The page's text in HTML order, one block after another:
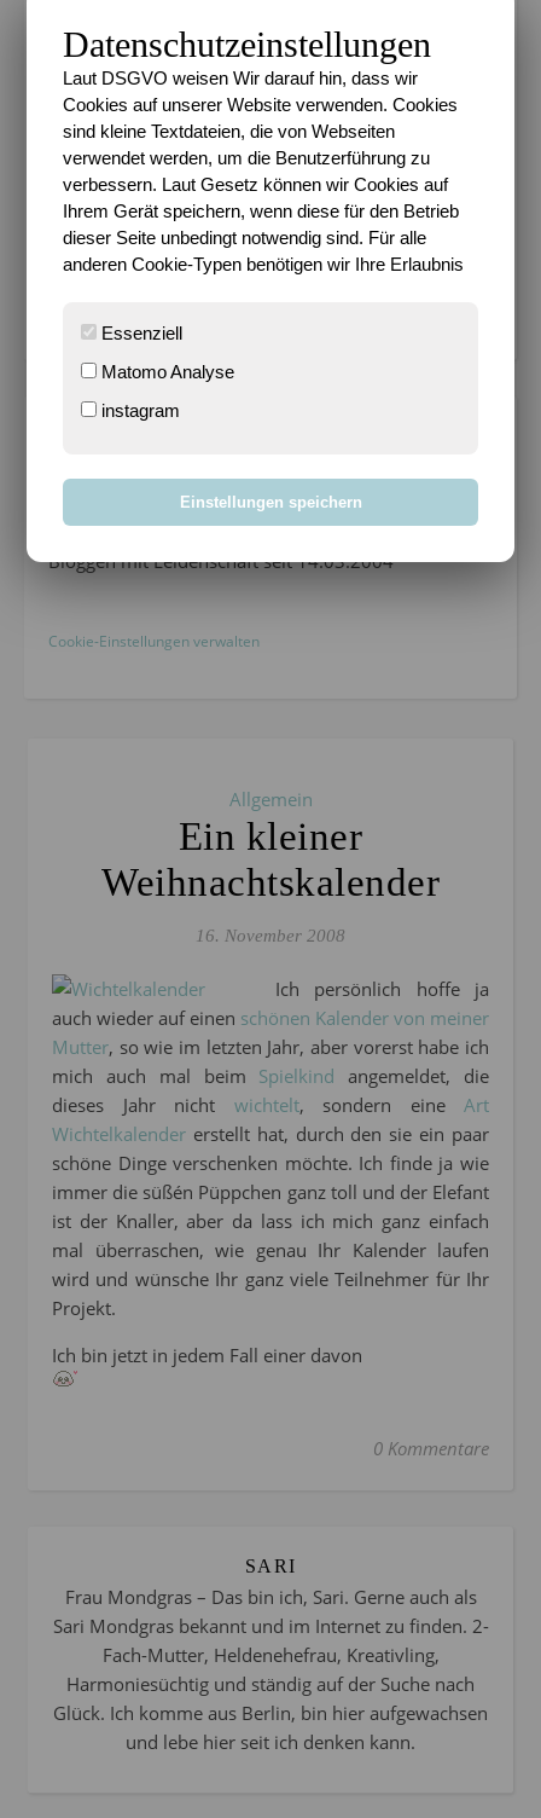
Km 2026 36.56%
Datenschutz
Bloggen mit Leidenschaft seit 14.03.2004
Cookie-Einstellungen verwalten
Allgemein
Ein kleiner
Weihnachtskalender
16. November 2008
Ich persönlich hoffe ja
auch wieder auf einen schönen Kalender von meiner
Mutter, so wie im letzten Jahr, aber vorerst habe ich
mich auch mal beim Spielkind angemeldet, die
dieses Jahr nicht wichtelt, sondern eine Art
Wichtelkalender erstellt hat, durch den sie ein paar
schöne Dinge verschenken möchte. Ich finde ja wie
immer die süßén Püppchen ganz toll und der Elefant
ist der Knaller, aber da lass ich mich ganz einfach
mal überraschen, wie genau Ihr Kalender laufen
wird und wünsche Ihr ganz viele Teilnehmer für Ihr
Projekt.
Ich bin jetzt in jedem Fall einer davon
0 Kommentare
SARI
Frau Mondgras – Das bin ich, Sari. Gerne auch als
Sari Mondgras bekannt und im Internet zu finden. 2-
Fach-Mutter, Heldenehefrau, Kreativling,
Harmoniesüchtig und ständig auf der Suche nach
Glück. Ich komme aus Berlin, bin hier aufgewachsen
und lebe hier seit ich denken kann.
Datenschutzeinstellungen
Laut DSGVO weisen Wir darauf hin, dass wir
Cookies auf unserer Website verwenden. Cookies
sind kleine Textdateien, die von Webseiten
verwendet werden, um die Benutzerführung zu
verbessern. Laut Gesetz können wir Cookies auf
Ihrem Gerät speichern, wenn diese für den Betrieb
dieser Seite unbedingt notwendig sind. Für alle
anderen Cookie-Typen benötigen wir Ihre Erlaubnis
Essenziell
Matomo Analyse
instagram
Einstellungen speichern